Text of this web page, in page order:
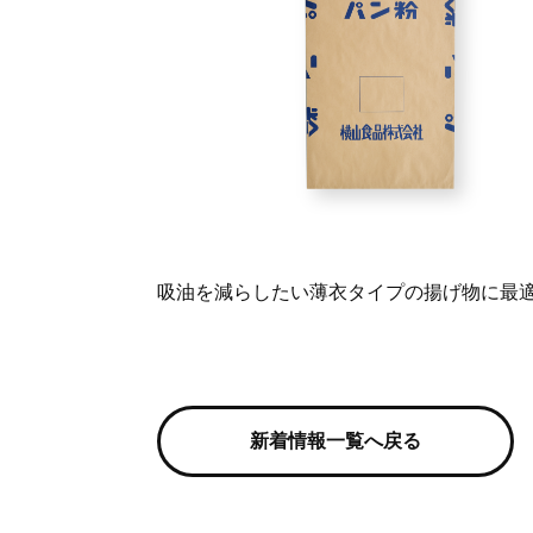
吸油を減らしたい薄衣タイプの揚げ物に最
新着情報一覧へ戻る